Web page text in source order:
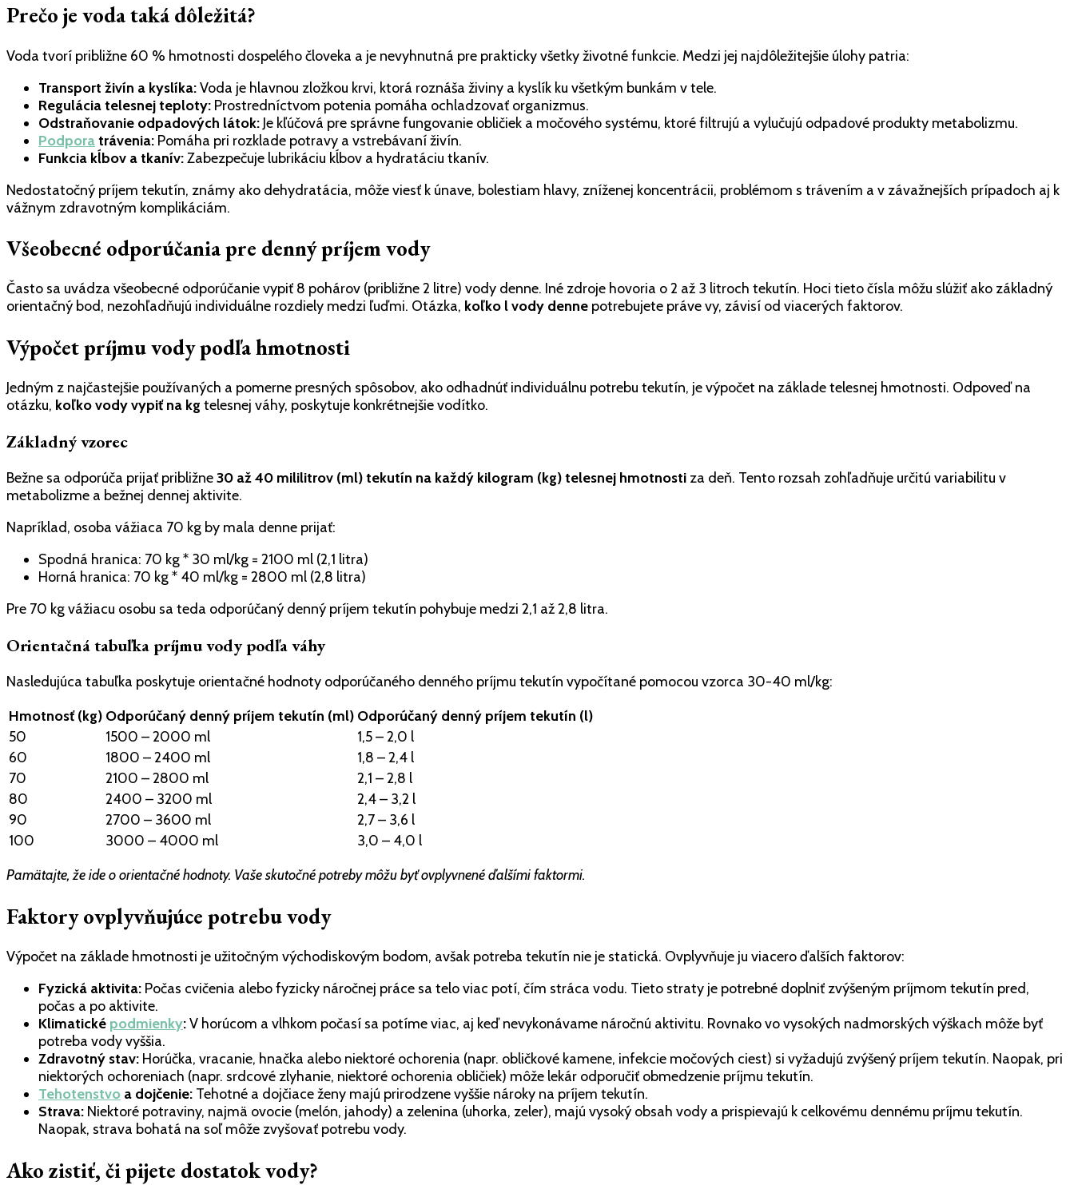
Prečo je voda taká dôležitá?
Voda tvorí približne 60 % hmotnosti dospelého človeka a je nevyhnutná pre prakticky všetky životné funkcie. Medzi jej najdôležitejšie úlohy patria:
Transport živín a kyslíka:Voda je hlavnou zložkou krvi, ktorá roznáša živiny a kyslík ku všetkým bunkám v tele.
Regulácia telesnej teploty: Prostredníctvom potenia pomáha ochladzovať organizmus.
Odstraňovanie odpadových látok: Je kľúčová pre správne fungovanie obličiek a močového systému, ktoré filtrujú a vylučujú odpadové produkty metabolizmu.
Podporatrávenia: Pomáha pri rozklade potravy a vstrebávaní živín.
Funkcia kĺbov a tkanív:Zabezpečuje lubrikáciu kĺbov a hydratáciu tkanív.
Nedostatočný príjem tekutín, známy ako dehydratácia, môže viesť k únave, bolestiam hlavy, zníženej koncentrácii, problémom s trávením a v závažnejších prípadoch aj k
vážnym zdravotným komplikáciám.
Všeobecné odporúčania pre denný príjem vody
Často sa uvádza všeobecné odporúčanie vypiť 8 pohárov (približne 2 litre) vody denne. Iné zdroje hovoria o 2 až 3 litroch tekutín. Hoci tieto čísla môžu slúžiť ako základný
orientačný bod, nezohľadňujú individuálne rozdiely medzi ľuďmi. Otázka, koľko l vody denne potrebujete práve vy, závisí od viacerých faktorov.
Výpočet príjmu vody podľa hmotnosti
Jedným z najčastejšie používaných a pomerne presných spôsobov, ako odhadnúť individuálnu potrebu tekutín, je výpočet na základe telesnej hmotnosti. Odpoveď na
otázku, koľko vody vypiť na kg telesnej váhy, poskytuje konkrétnejšie vodítko.
Základný vzorec
Bežne sa odporúča prijať približne30 až 40 mililitrov (ml) tekutín na každý kilogram (kg) telesnej hmotnosti za deň. Tento rozsah zohľadňuje určitú variabilitu v
metabolizme a bežnej dennej aktivite.
Napríklad, osoba vážiaca 70 kg by mala denne prijať:
Spodná hranica: 70 kg * 30 ml/kg = 2100 ml (2,1 litra)
Horná hranica: 70 kg * 40 ml/kg = 2800 ml (2,8 litra)
Pre 70 kg vážiacu osobu sa teda odporúčaný denný príjem tekutín pohybuje medzi 2,1 až 2,8 litra.
Orientačná tabuľka príjmu vody podľa váhy
Nasledujúca tabuľka poskytuje orientačné hodnoty odporúčaného denného príjmu tekutín vypočítané pomocou vzorca 30-40 ml/kg:
Hmotnosť (kg) Odporúčaný denný príjem tekutín (ml) Odporúčaný denný príjem tekutín (l)
50
1500 – 2000 ml
1,5 – 2,0 l
60
1800 – 2400 ml
1,8 – 2,4 l
70
2100 – 2800 ml
2,1 – 2,8 l
80
2400 – 3200 ml
2,4 – 3,2 l
90
2700 – 3600 ml
2,7 – 3,6 l
100
3000 – 4000 ml
3,0 – 4,0 l
Pamätajte, že ide o orientačné hodnoty. Vaše skutočné potreby môžu byť ovplyvnené ďalšími faktormi.
Faktory ovplyvňujúce potrebu vody
Výpočet na základe hmotnosti je užitočným východiskovým bodom, avšak potreba tekutín nie je statická. Ovplyvňuje ju viacero ďalších faktorov:
Fyzická aktivita: Počas cvičenia alebo fyzicky náročnej práce sa telo viac potí, čím stráca vodu. Tieto straty je potrebné doplniť zvýšeným príjmom tekutín pred,
počas a po aktivite.
Klimatické podmienky:V horúcom a vlhkom počasí sa potíme viac, aj keď nevykonávame náročnú aktivitu. Rovnako vo vysokých nadmorských výškach môže byť
potreba vody vyššia.
Zdravotný stav: Horúčka, vracanie, hnačka alebo niektoré ochorenia (napr. obličkové kamene, infekcie močových ciest) si vyžadujú zvýšený príjem tekutín. Naopak, pri
niektorých ochoreniach (napr. srdcové zlyhanie, niektoré ochorenia obličiek) môže lekár odporučiť obmedzenie príjmu tekutín.
Tehotenstvo a dojčenie: Tehotné a dojčiace ženy majú prirodzene vyššie nároky na príjem tekutín.
Strava: Niektoré potraviny, najmä ovocie (melón, jahody) a zelenina (uhorka, zeler), majú vysoký obsah vody a prispievajú k celkovému dennému príjmu tekutín.
Naopak, strava bohatá na soľ môže zvyšovať potrebu vody.
Ako zistiť, či pijete dostatok vody?